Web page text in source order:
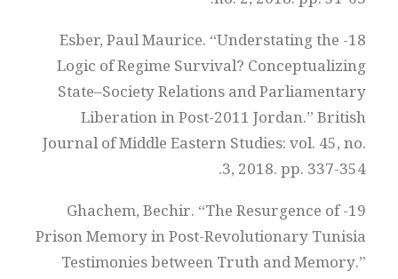
18- Esber, Paul Maurice. “Understating the
Logic of Regime Survival? Conceptualizing
State–Society Relations and Parliamentary
Liberation in Post-2011 Jordan.” British
Journal of Middle Eastern Studies: vol. 45, no.
3, 2018. pp. 337-354.
19- Ghachem, Bechir. “The Resurgence of
Prison Memory in Post-Revolutionary Tunisia
Testimonies between Truth and Memory.”